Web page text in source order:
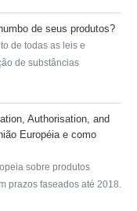
de seus produtos?
de todas as leis e
de substâncias
Authorisation, and
Européia e como
sobre produtos
prazos faseados até 2018.